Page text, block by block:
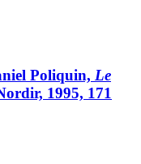
Poliquin, Le
1995, 171